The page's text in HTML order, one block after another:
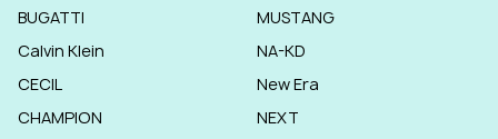
BUGATTI
Calvin Klein
CECIL
CHAMPION
MUSTANG
NA-KD
New Era
NEXT